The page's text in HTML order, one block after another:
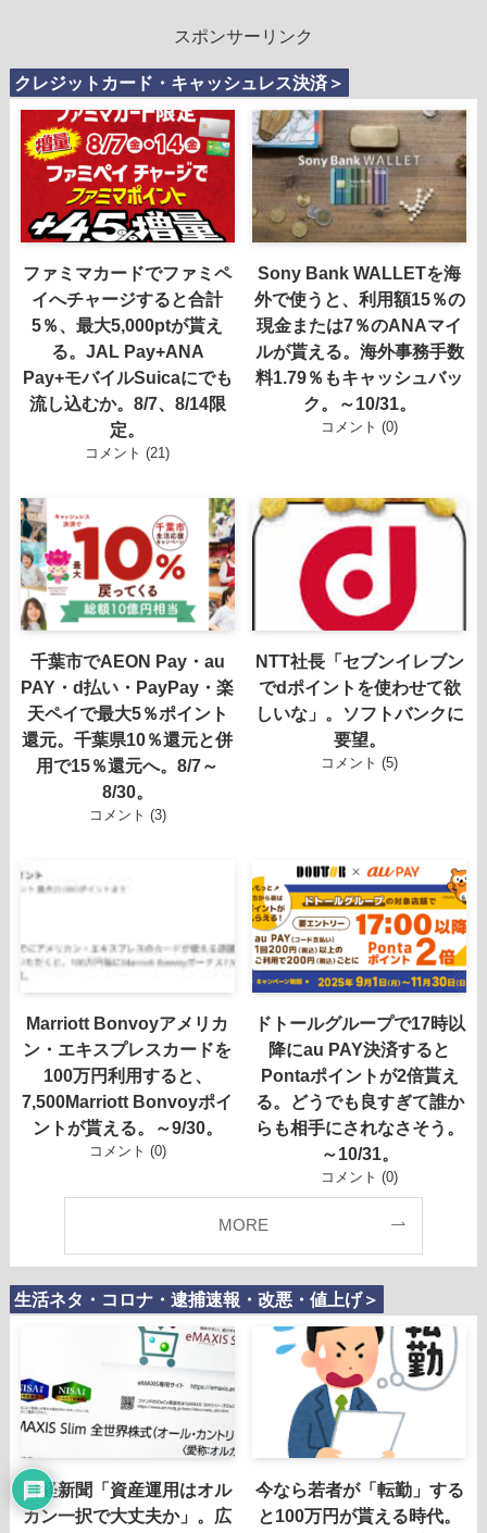
スポンサーリンク
クレジットカード・キャッシュレス決済＞
ファミマカードでファミペ
イへチャージすると合計
5％、最大5,000ptが貰え
る。JAL Pay+ANA
Pay+モバイルSuicaにでも
流し込むか。8/7、8/14限
定。
コメント (21)
Sony Bank WALLETを海
外で使うと、利用額15％の
現金または7％のANAマイ
ルが貰える。海外事務手数
料1.79％もキャッシュバッ
ク。～10/31。
コメント (0)
千葉市でAEON Pay・au
PAY・d払い・PayPay・楽
天ペイで最大5％ポイント
還元。千葉県10％還元と併
用で15％還元へ。8/7～
8/30。
コメント (3)
NTT社長「セブンイレブン
でdポイントを使わせて欲
しいな」。ソフトバンクに
要望。
コメント (5)
Marriott Bonvoyアメリカ
ン・エキスプレスカードを
100万円利用すると、
7,500Marriott Bonvoyポイ
ントが貰える。～9/30。
コメント (0)
ドトールグループで17時以
降にau PAY決済すると
Pontaポイントが2倍貰え
る。どうでも良すぎて誰か
らも相手にされなさそう。
～10/31。
コメント (0)
MORE
生活ネタ・コロナ・逮捕速報・改悪・値上げ＞
日経新聞「資産運用はオル
カン一択で大丈夫か」。広
今なら若者が「転勤」する
と100万円が貰える時代。